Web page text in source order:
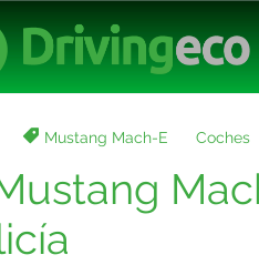
Mustang Mach-E Coches